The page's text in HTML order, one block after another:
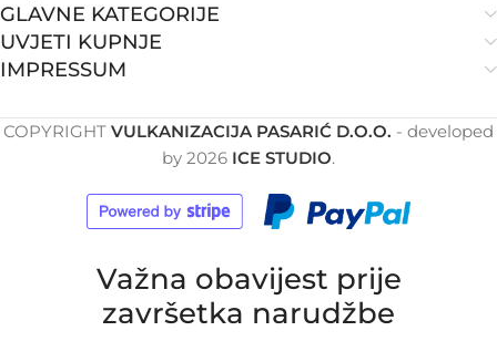
GLAVNE KATEGORIJE
UVJETI KUPNJE
IMPRESSUM
COPYRIGHT VULKANIZACIJA PASARIĆ D.O.O. - developed
by 2026 ICE STUDIO.
Važna obavijest prije
završetka narudžbe